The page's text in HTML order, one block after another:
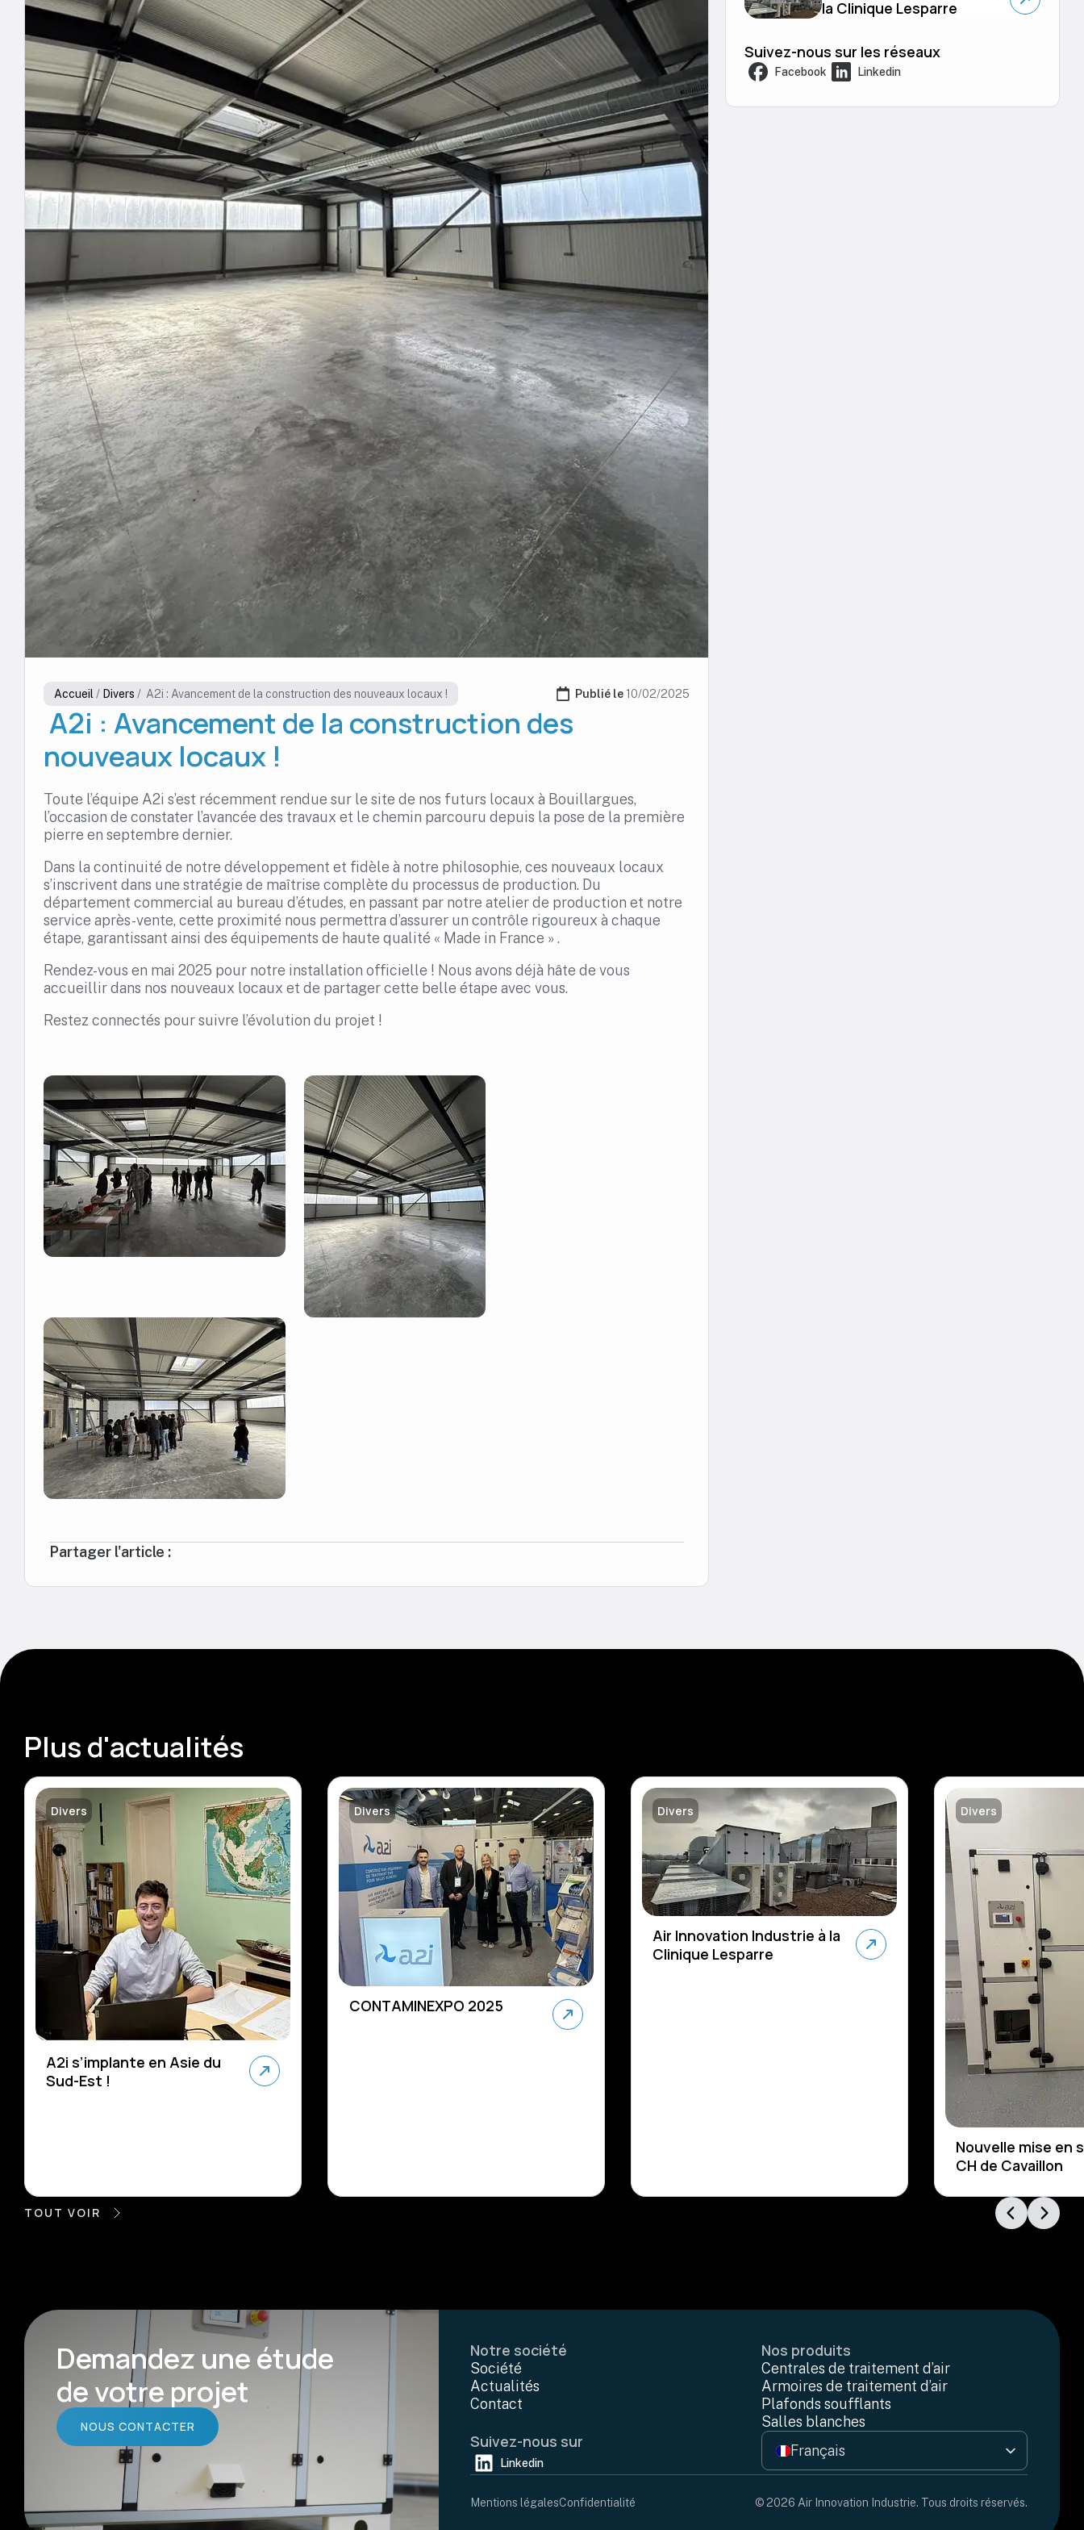
Accueil / Divers / ️ A2i : Avancement de la construction des nouveaux locaux ! Publié le 10/02/2025
️ A2i : Avancement de la construction des
nouveaux locaux !
Toute l’équipe A2i s’est récemment rendue sur le site de nos futurs locaux à Bouillargues,
l’occasion de constater l’avancée des travaux et le chemin parcouru depuis la pose de la première
pierre en septembre dernier.
Dans la continuité de notre développement et fidèle à notre philosophie, ces nouveaux locaux
s’inscrivent dans une stratégie de maîtrise complète du processus de production. Du
département commercial au bureau d’études, en passant par notre atelier de production et notre
service après-vente, cette proximité nous permettra d’assurer un contrôle rigoureux à chaque
étape, garantissant ainsi des équipements de haute qualité « Made in France » .
Rendez-vous en mai 2025 pour notre installation officielle ! Nous avons déjà hâte de vous
accueillir dans nos nouveaux locaux et de partager cette belle étape avec vous.
Restez connectés pour suivre l’évolution du projet !
Partager l'article :
la Clinique Lesparre
Suivez-nous sur les réseaux
Facebook Linkedin
Plus d'actualités
Divers
A2i s’implante en Asie du
Sud-Est !
Divers
CONTAMINEXPO 2025
Divers
Air Innovation Industrie à la
Clinique Lesparre
Divers
Nouvelle mise en
CH de Cavaillon
TOUT VOIR
Demandez une étude
de votre projet
NOUS CONTACTER
Notre société
Société
Actualités
Contact
Nos produits
Centrales de traitement d’air
Armoires de traitement d’air
Plafonds soufflants
Salles blanches
Suivez-nous sur
Linkedin
Français
English
Mentions légalesConfidentialité © 2026 Air Innovation Industrie. Tous droits réservés.